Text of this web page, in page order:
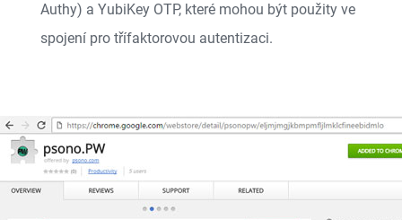
Authy) a YubiKey OTP, které mohou být použity ve
spojení pro třífaktorovou autentizaci.